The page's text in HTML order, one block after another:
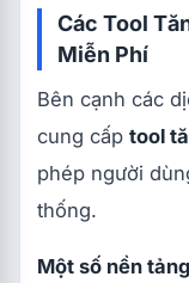
Các Tool
Miễn Phí
Bên cạnh các
cung cấp tool
phép người
thống.
Một số nền